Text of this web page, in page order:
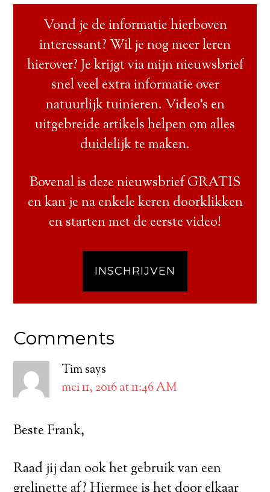
Vond je de informatie hierboven
interessant? Wil je nog meer leren
hierover? Je krijgt via mijn nieuwsbrief
snel veel extra informatie over
natuurlijk tuinieren. Video’s en
uitgebreide artikels helpen om alles
duidelijk te maken.
Bovenal is deze nieuwsbrief GRATIS
en kan je na enkele keren doorklikken
en starten met de eerste video!
INSCHRIJVEN
Comments
Timsays
mei 11, 2016 at 11:46 AM
Beste Frank,
Raad jij dan ook het gebruik van een